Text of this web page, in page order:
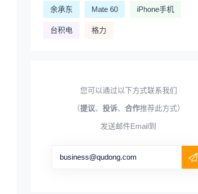
余承东 Mate 60 iPhone手机
台积电 格力
您可以通过以下方式联系我们
（提议、 投诉、 合作推荐此方式）
发送邮件Email到
business@qudong.com